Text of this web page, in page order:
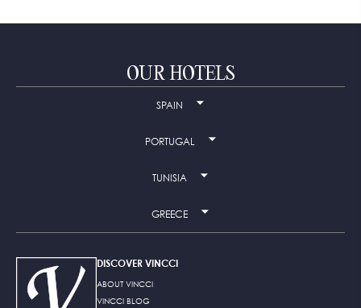
OUR HOTELS
SPAIN
PORTUGAL
TUNISIA
GREECE
DISCOVER VINCCI
ABOUT VINCCI
VINCCI BLOG